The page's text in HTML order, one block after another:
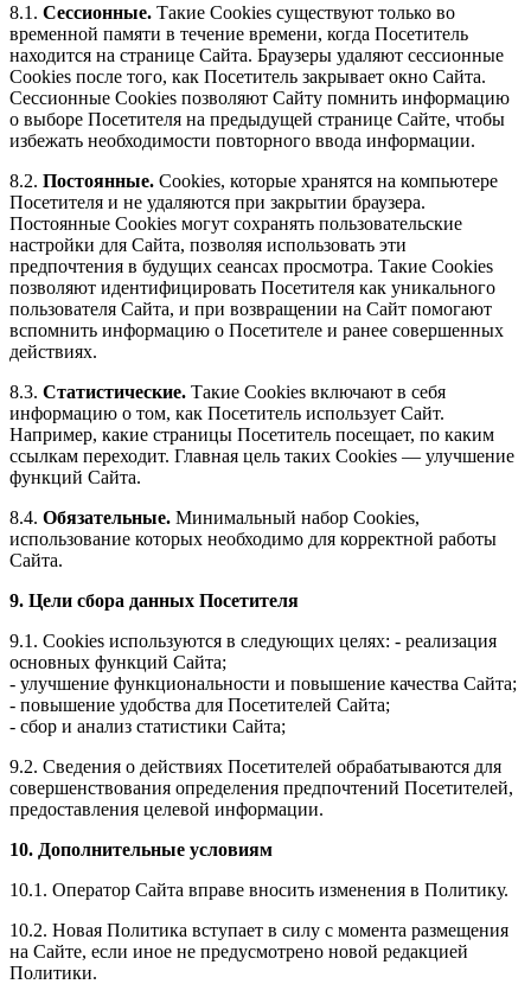
8.1. Сессионные. Такие Cookies существуют только во
временной памяти в течение времени, когда Посетитель
находится на странице Сайта. Браузеры удаляют сессионные
Cookies после того, как Посетитель закрывает окно Сайта.
Сессионные Cookies позволяют Сайту помнить информацию
о выборе Посетителя на предыдущей странице Сайте, чтобы
избежать необходимости повторного ввода информации.
8.2. Постоянные. Сookies, которые хранятся на компьютере
Посетителя и не удаляются при закрытии браузера.
Постоянные Сookies могут сохранять пользовательские
настройки для Сайта, позволяя использовать эти
предпочтения в будущих сеансах просмотра. Такие Cookies
позволяют идентифицировать Посетителя как уникального
пользователя Сайта, и при возвращении на Сайт помогают
вспомнить информацию о Посетителе и ранее совершенных
действиях.
8.3. Статистические. Такие Cookies включают в себя
информацию о том, как Посетитель использует Сайт.
Например, какие страницы Посетитель посещает, по каким
ссылкам переходит. Главная цель таких Cookies — улучшение
функций Сайта.
8.4. Обязательные. Минимальный набор Cookies,
использование которых необходимо для корректной работы
Сайта.
9. Цели сбора данных Посетителя
9.1. Cookies используются в следующих целях: - реализация
основных функций Сайта;
- улучшение функциональности и повышение качества Сайта;
- повышение удобства для Посетителей Сайта;
- сбор и анализ статистики Сайта;
9.2. Сведения о действиях Посетителей обрабатываются для
совершенствования определения предпочтений Посетителей,
предоставления целевой информации.
10. Дополнительные условиям
10.1. Оператор Сайта вправе вносить изменения в Политику.
10.2. Новая Политика вступает в силу с момента размещения
на Сайте, если иное не предусмотрено новой редакцией
Политики.